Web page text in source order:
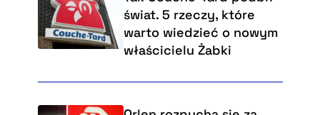
świat. 5 rzeczy, które
warto wiedzieć o nowym
właścicielu Żabki